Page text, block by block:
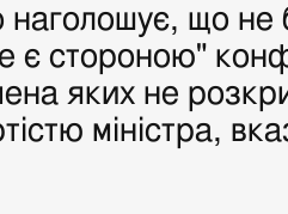
що не
є стороною"
яких не
міністра,